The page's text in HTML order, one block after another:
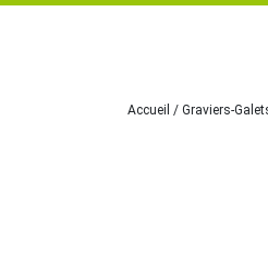
Accueil / Graviers-